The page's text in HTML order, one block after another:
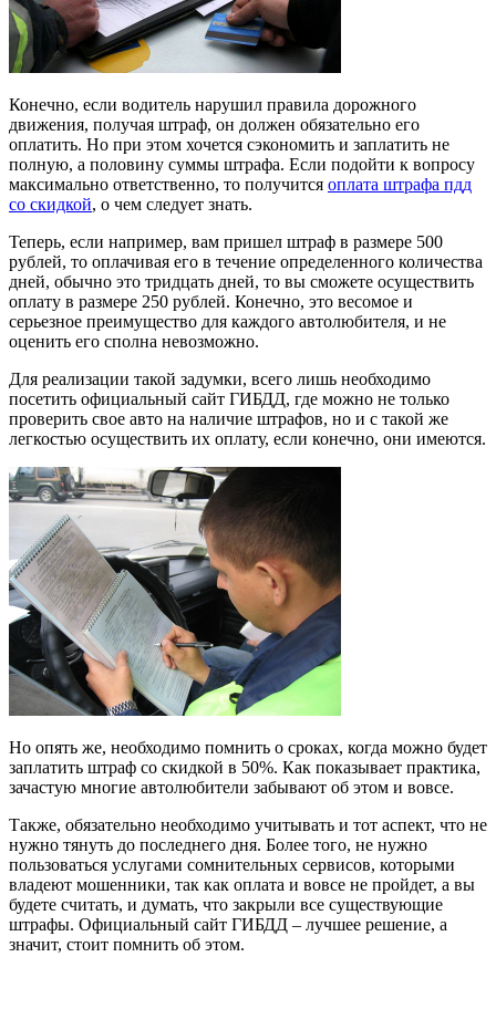
Конечно, если водитель нарушил правила дорожного
движения, получая штраф, он должен обязательно его
оплатить. Но при этом хочется сэкономить и заплатить не
полную, а половину суммы штрафа. Если подойти к вопросу
максимально ответственно, то получится оплата штрафа пдд
со скидкой, о чем следует знать.
Теперь, если например, вам пришел штраф в размере 500
рублей, то оплачивая его в течение определенного количества
дней, обычно это тридцать дней, то вы сможете осуществить
оплату в размере 250 рублей. Конечно, это весомое и
серьезное преимущество для каждого автолюбителя, и не
оценить его сполна невозможно.
Для реализации такой задумки, всего лишь необходимо
посетить официальный сайт ГИБДД, где можно не только
проверить свое авто на наличие штрафов, но и с такой же
легкостью осуществить их оплату, если конечно, они имеются.
Но опять же, необходимо помнить о сроках, когда можно будет
заплатить штраф со скидкой в 50%. Как показывает практика,
зачастую многие автолюбители забывают об этом и вовсе.
Также, обязательно необходимо учитывать и тот аспект, что не
нужно тянуть до последнего дня. Более того, не нужно
пользоваться услугами сомнительных сервисов, которыми
владеют мошенники, так как оплата и вовсе не пройдет, а вы
будете считать, и думать, что закрыли все существующие
штрафы. Официальный сайт ГИБДД – лучшее решение, а
значит, стоит помнить об этом.